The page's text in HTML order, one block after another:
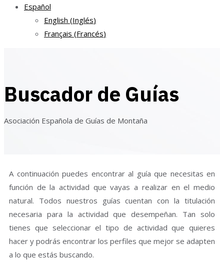
Español
English (Inglés)
Français (Francés)
Buscador de Guías
Asociación Española de Guías de Montaña
A continuación puedes encontrar al guía que necesitas en
función de la actividad que vayas a realizar en el medio
natural. Todos nuestros guías cuentan con la titulación
necesaria para la actividad que desempeñan. Tan solo
tienes que seleccionar el tipo de actividad que quieres
hacer y podrás encontrar los perfiles que mejor se adapten
a lo que estás buscando.